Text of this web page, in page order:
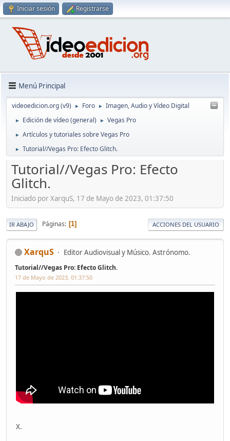
Iniciar sesión Registrarse
Menú Principal
videoedicion.org (v9) ► Foro ► Imagen, Audio y Vídeo Digital
► Edición de vídeo (general) ► Vegas Pro
► Artículos y tutoriales sobre Vegas Pro
► Tutorial//Vegas Pro: Efecto Glitch.
Tutorial//Vegas Pro: Efecto
Glitch.
Iniciado por XarquS, 17 de Mayo de 2023, 01:37:50
IR ABAJO Páginas 1 ACCIONES DEL USUARIO
XarquS Editor Audiovisual y Músico. Astrónomo.
Tutorial//Vegas Pro: Efecto Glitch.
17 de Mayo de 2023, 01:37:50
X.